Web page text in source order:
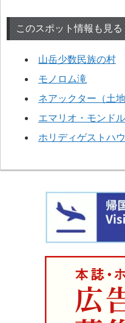
このスポット情報も見る
山岳少数民族の村
モノロム滝
ネアックター（土地
エマリオ・モンド
ホリディゲストハ